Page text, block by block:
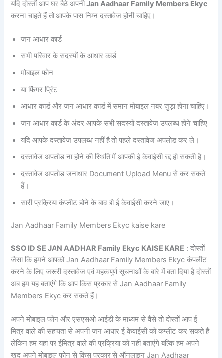
यदि दोस्तों आप घर बैठे अपनीJan Aadhaar Family Members Ekyc
करना चाहते हैं तो आपके पास निम्न दस्तावेज होनी चाहिए।
जन आधार कार्ड
सभी परिवार के सदस्यों के आधार कार्ड
मोबाइल फोन
या फिंगर प्रिंट
आधार कार्ड और जन आधार कार्ड में समान मोबाइल नंबर जुड़ा होना चाहिए।
जन आधार कार्ड के अंदर आपके सभी सदस्यों दस्तावेज उपलब्ध होने चाहिए
यदि आपके दस्तावेज उपलब्ध नहीं है तो पहले दस्तावेज अपलोड कर ले।
दस्तावेज अपलोड ना होने की स्थिति में आपकी ई केवाईसी रद्द हो सकती है।
दस्तावेज अपलोड जनाधार Document Upload Menu से कर सकते
हैं।
सारी प्रक्रिया कंप्लीट होने के बाद ही ई केवाईसी करने जाए।
Jan Aadhaar Family Members Ekyc kaise kare
SSO ID SE JAN AADHAR Family Ekyc KAISE KARE : दोस्तों
जैसा कि हमने आपको Jan Aadhaar Family Members Ekyc कंपलीट
करने के लिए जरूरी दस्तावेज एवं महत्वपूर्ण सूचनाओं के बारे में बता दिया है दोस्तों
अब हम यह बताएंगे कि आप किस प्रकार से Jan Aadhaar Family
Members Ekyc कर सकते हैं।
अपने मोबाइल फोन और एसएसओ आईडी के माध्यम से वैसे तो दोस्तों आप ई
मित्र वाले की सहायता से अपनी जन आधार ई केवाईसी को कंप्लीट कर सकते हैं
लेकिन हम यहां पर ईमित्र वाले की प्रक्रिया को नहीं बताएंगे बल्कि हम अपने
खुद अपने मोबाइल फोन से किस प्रकार से ऑनलाइन Jan Aadhaar